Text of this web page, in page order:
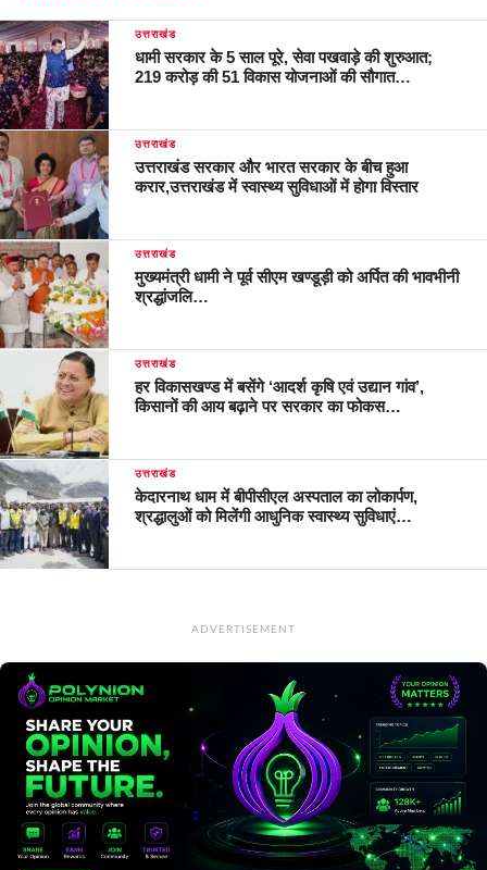
उत्तराखंड
धामी सरकार के 5 साल पूरे, सेवा पखवाड़े की शुरुआत;
219 करोड़ की 51 विकास योजनाओं की सौगात…
उत्तराखंड
उत्तराखंड सरकार और भारत सरकार के बीच हुआ
करार,उत्तराखंड में स्वास्थ्य सुविधाओं में होगा विस्तार
उत्तराखंड
मुख्यमंत्री धामी ने पूर्व सीएम खण्डूड़ी को अर्पित की भावभीनी
श्रद्धांजलि…
उत्तराखंड
हर विकासखण्ड में बसेंगे ‘आदर्श कृषि एवं उद्यान गांव’,
किसानों की आय बढ़ाने पर सरकार का फोकस…
उत्तराखंड
केदारनाथ धाम में बीपीसीएल अस्पताल का लोकार्पण,
श्रद्धालुओं को मिलेंगी आधुनिक स्वास्थ्य सुविधाएं…
ADVERTISEMENT